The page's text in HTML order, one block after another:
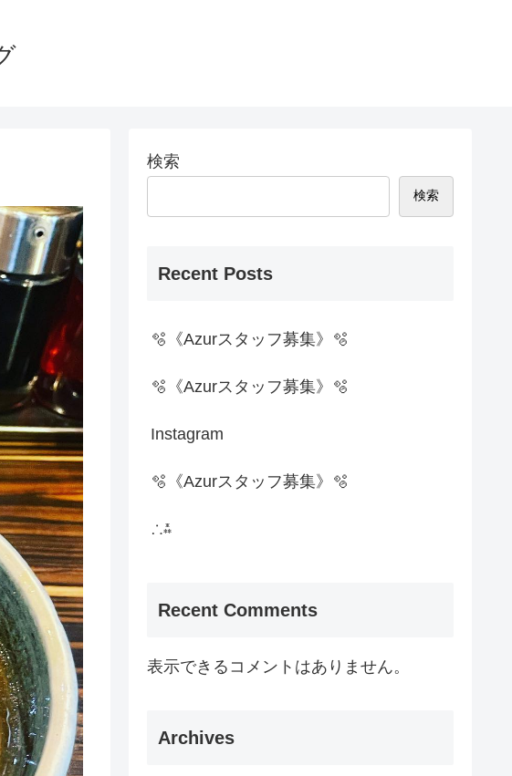
検索
検索
Recent Posts
🫧《Azurスタッフ募集》🫧
🫧《Azurスタッフ募集》🫧
Instagram
🫧《Azurスタッフ募集》🫧
∴⁂
Recent Comments
表示できるコメントはありません。
Archives